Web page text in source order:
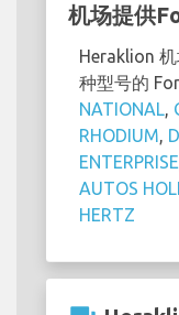
机场提供
Heraklion
种型号的
NATIONAL,
RHODIUM,
ENTERPRISE
AUTOS
HERTZ